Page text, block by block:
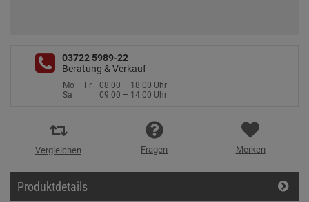
03722 5989-22
Beratung & Verkauf
Mo – Fr
08:00 – 18:00 Uhr
Sa
09:00 – 14:00 Uhr
Vergleichen Fragen Merken
Produktdetails